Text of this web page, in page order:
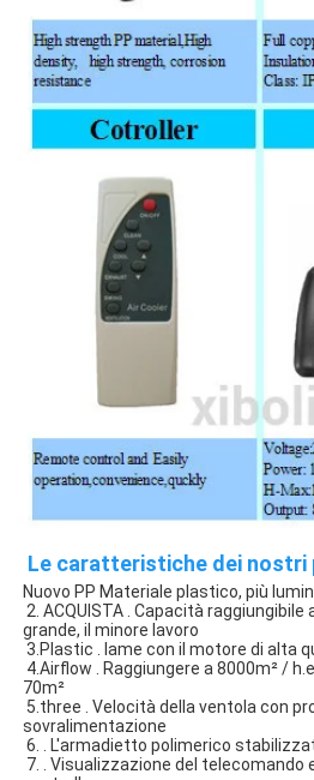
Le caratteristiche dei
Nuovo PP Materiale plastico, più
grande, il minore lavoro
3.Plastic . lame con il motore di alta
70m²
sovralimentazione
6. . L'armadietto polimerico